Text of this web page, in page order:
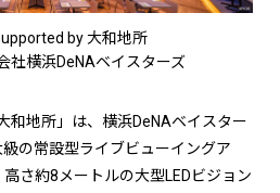
by 大和地所
社横浜DeNAベイスターズ
和地所」は、横浜DeNAベイスター
の常設型ライブビューイングア
さ約8メートルの大型LEDビジョン